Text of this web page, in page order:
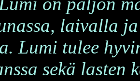
laivalla ja
Lumi tulee
sekä lasten